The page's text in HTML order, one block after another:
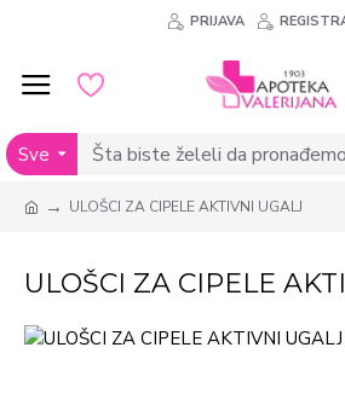
PRIJAVA
Sve
ULOŠCI ZA CIPELE AKTIVNI UGALJ
ULOŠCI ZA CIPELE